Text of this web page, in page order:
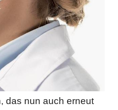
das nun auch erneut